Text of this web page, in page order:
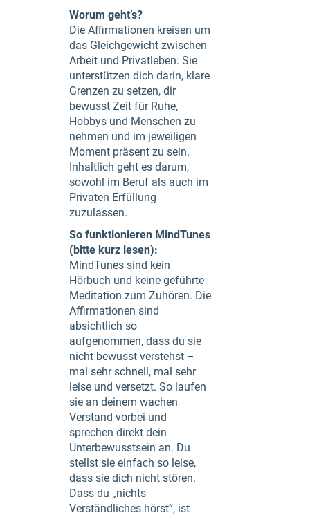
Worum geht’s?
Die Affirmationen kreisen um
das Gleichgewicht zwischen
Arbeit und Privatleben. Sie
unterstützen dich darin, klare
Grenzen zu setzen, dir
bewusst Zeit für Ruhe,
Hobbys und Menschen zu
nehmen und im jeweiligen
Moment präsent zu sein.
Inhaltlich geht es darum,
sowohl im Beruf als auch im
Privaten Erfüllung
zuzulassen.
So funktionieren MindTunes
(bitte kurz lesen):
MindTunes sind kein
Hörbuch und keine geführte
Meditation zum Zuhören. Die
Affirmationen sind
absichtlich so
aufgenommen, dass du sie
nicht bewusst verstehst –
mal sehr schnell, mal sehr
leise und versetzt. So laufen
sie an deinem wachen
Verstand vorbei und
sprechen direkt dein
Unterbewusstsein an. Du
stellst sie einfach so leise,
dass sie dich nicht stören.
Dass du „nichts
Verständliches hörst“, ist